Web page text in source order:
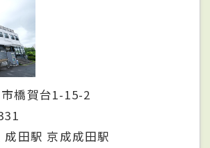
橋賀台1-15-2
成田駅 京成成田駅